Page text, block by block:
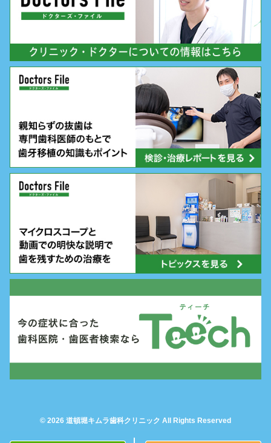
© 2026 道頓堀キムラ歯科クリニック All Rights Reserved